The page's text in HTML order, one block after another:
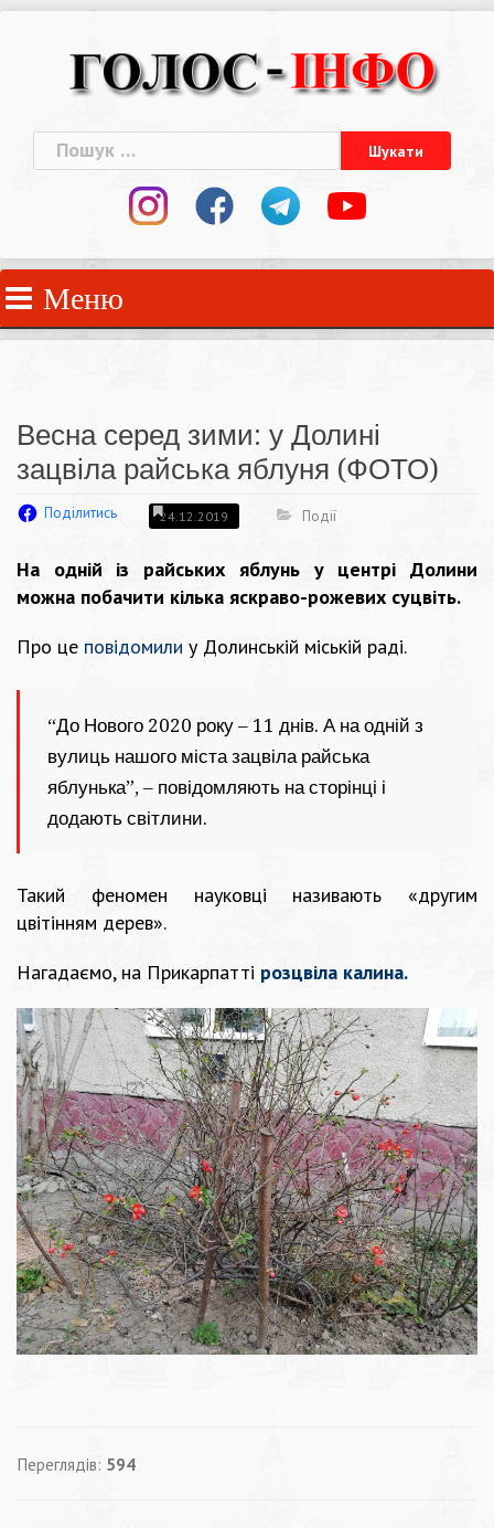
Пошук:
Меню
Весна серед зими: у Долині
зацвіла райська яблуня (ФОТО)
Поділитись 24.12.2019 Події
На одній із райських яблунь у центрі Долини
можна побачити кілька яскраво-рожевих суцвіть.
Про це повідомили у Долинській міській раді.
“До Нового 2020 року – 11 днів. А на одній з
вулиць нашого міста зацвіла райська
яблунька”, – повідомляють на сторінці і
додають світлини.
Такий феномен науковці називають «другим
цвітінням дерев».
Нагадаємо, на Прикарпатті розцвіла калина.
Переглядів: 594